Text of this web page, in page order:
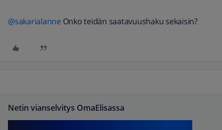
@sakarialanne Onko teidän saatavuushaku sekaisin?
Netin vianselvitys OmaElisassa